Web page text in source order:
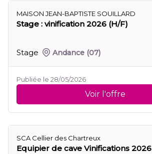
MAISON JEAN-BAPTISTE SOUILLARD
Stage : vinification 2026 (H/F)
Stage Andance (07)
Publiée le 28/05/2026
Voir l'offre
SCA Cellier des Chartreux
Equipier de cave Vinifications 2026